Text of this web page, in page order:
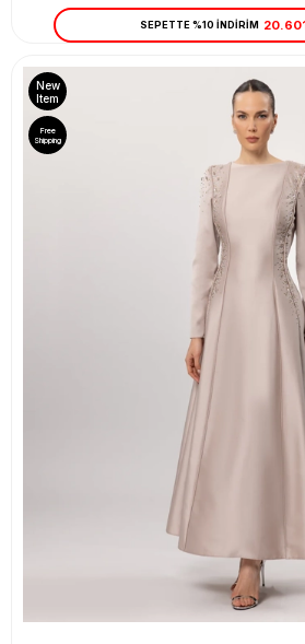
SEPETTE %10 İNDİRİM
New
Item
Free
Shipping